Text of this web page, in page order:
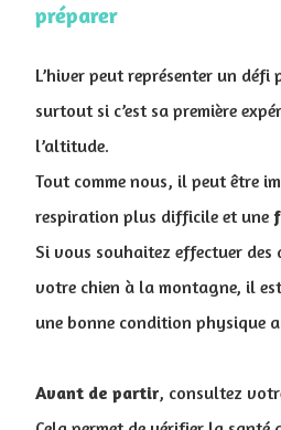
préparer
L’hiver peut représenter un
surtout si c’est sa première
l’altitude.
Tout comme nous, il peut être
respiration plus difficile et une
Si vous souhaitez effectuer
votre chien à la montagne, il
une bonne condition physique
Avant de partir, consultez